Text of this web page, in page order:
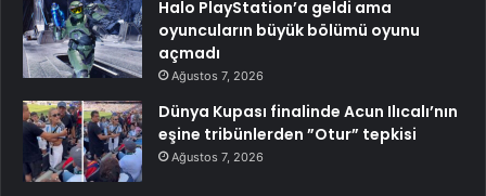
Halo PlayStation’a geldi ama
oyuncuların büyük bölümü oyunu
açmadı
Ağustos 7, 2026
Dünya Kupası finalinde Acun Ilıcalı’nın
eşine tribünlerden ”Otur” tepkisi
Ağustos 7, 2026